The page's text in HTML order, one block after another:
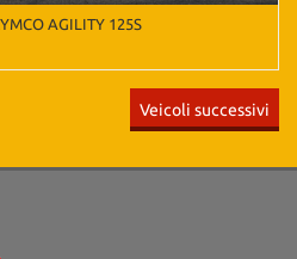
AGILITY 125S
Grigio metallizzato • Baule •
Veicoli successivi